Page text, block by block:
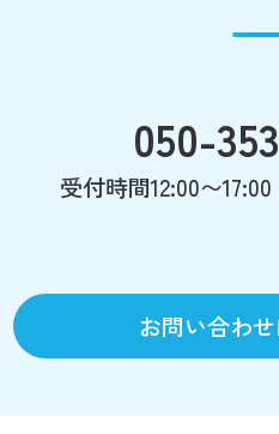
050-
受付時間12:00〜
お問い合わ